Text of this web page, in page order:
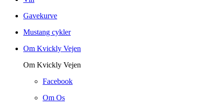
Gavekurve
Mustang cykler
Om Kvickly Vejen
Om Kvickly Vejen
Facebook
Om Os